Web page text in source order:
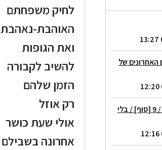
האחרונים של
סיפורים מהגזוזטרה / ס.2 / 7 / 8 / 9 [סוף] / בלי
לחיק משפחתם
האוהבת-נאהבת
ואת הגופות
להשיב לקבורה
הזמן שלהם
רק אוזל
אולי שעת כושר
אחרונה בשבילם